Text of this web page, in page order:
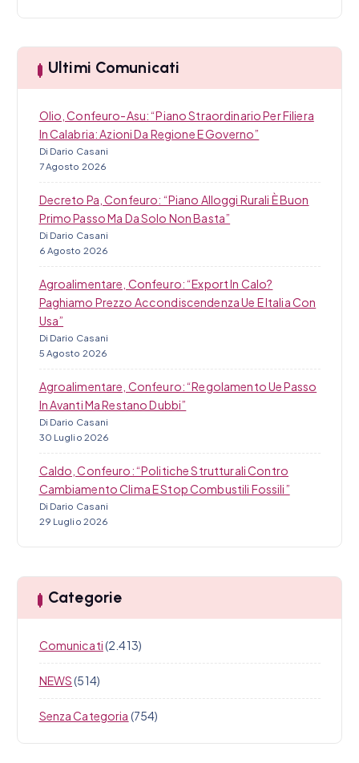
l
i
a
Ultimi Comunicati
Olio, Confeuro-Asu: “Piano Straordinario Per Filiera
In Calabria: Azioni Da Regione E Governo”
Di Dario Casani
7 Agosto 2026
Decreto Pa, Confeuro: “Piano Alloggi Rurali È Buon
Primo Passo Ma Da Solo Non Basta”
Di Dario Casani
6 Agosto 2026
Agroalimentare, Confeuro: “Export In Calo?
Paghiamo Prezzo Accondiscendenza Ue E Italia Con
Usa”
Di Dario Casani
5 Agosto 2026
Agroalimentare, Confeuro: “Regolamento Ue Passo
In Avanti Ma Restano Dubbi”
Di Dario Casani
30 Luglio 2026
Caldo, Confeuro: “Politiche Strutturali Contro
Cambiamento Clima E Stop Combustili Fossili”
Di Dario Casani
29 Luglio 2026
Categorie
Comunicati(2.413)
NEWS(514)
Senza Categoria (754)